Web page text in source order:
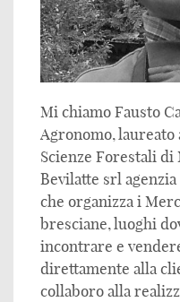
Mi chiamo Fausto
Agronomo, laureato
Scienze Forestali
Bevilatte srl
che organizza i
bresciane, luoghi
incontrare e
direttamente alla
collaboro alla